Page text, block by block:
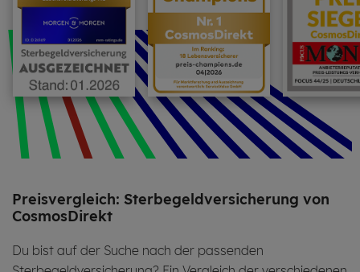
Preis­ver­gleich: Ster­be­geld­ver­si­che­rung von
Cos­mos­Di­rekt
Du bist auf der Suche nach der passenden